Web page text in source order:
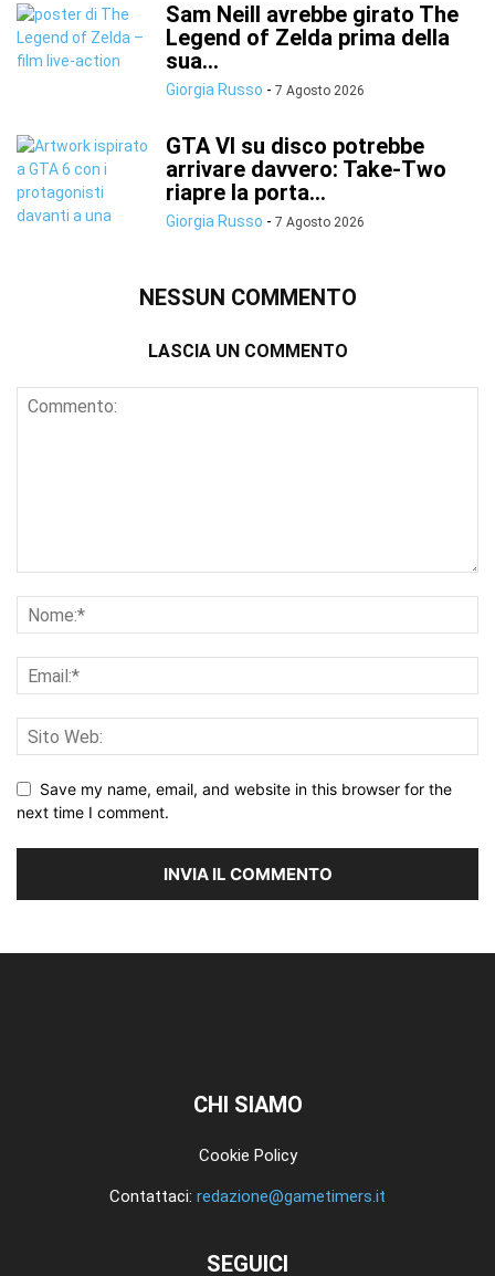
Sam Neill avrebbe girato The
Legend of Zelda prima della
sua...
Giorgia Russo - 7 Agosto 2026
GTA VI su disco potrebbe
arrivare davvero: Take-Two
riapre la porta...
Giorgia Russo - 7 Agosto 2026
NESSUN COMMENTO
LASCIA UN COMMENTO
Save my name, email, and website in this browser for the
next time I comment.
CHI SIAMO
Cookie Policy
Contattaci: redazione@gametimers.it
SEGUICI